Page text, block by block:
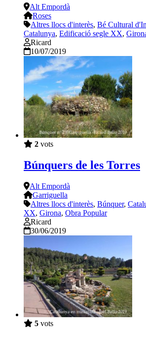
Alt Empordà
Roses
Altres llocs d'interès, Bé Cultural
Catalunya, Edificació segle XX,
Ricard
10/07/2019
2 vots
Búnquers de les Torres
Alt Empordà
Garriguella
Altres llocs d'interès, Búnquer,
XX, Girona, Obra Popular
Ricard
30/06/2019
5 vots